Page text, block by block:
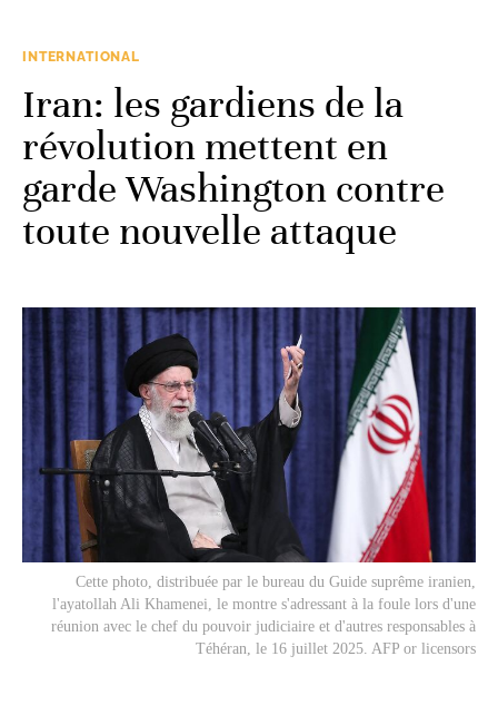
INTERNATIONAL
Iran: les gardiens de la
révolution mettent en
garde Washington contre
toute nouvelle attaque
Cette photo, distribuée par le bureau du Guide suprême iranien,
l'ayatollah Ali Khamenei, le montre s'adressant à la foule lors d'une
réunion avec le chef du pouvoir judiciaire et d'autres responsables à
Téhéran, le 16 juillet 2025. AFP or licensors